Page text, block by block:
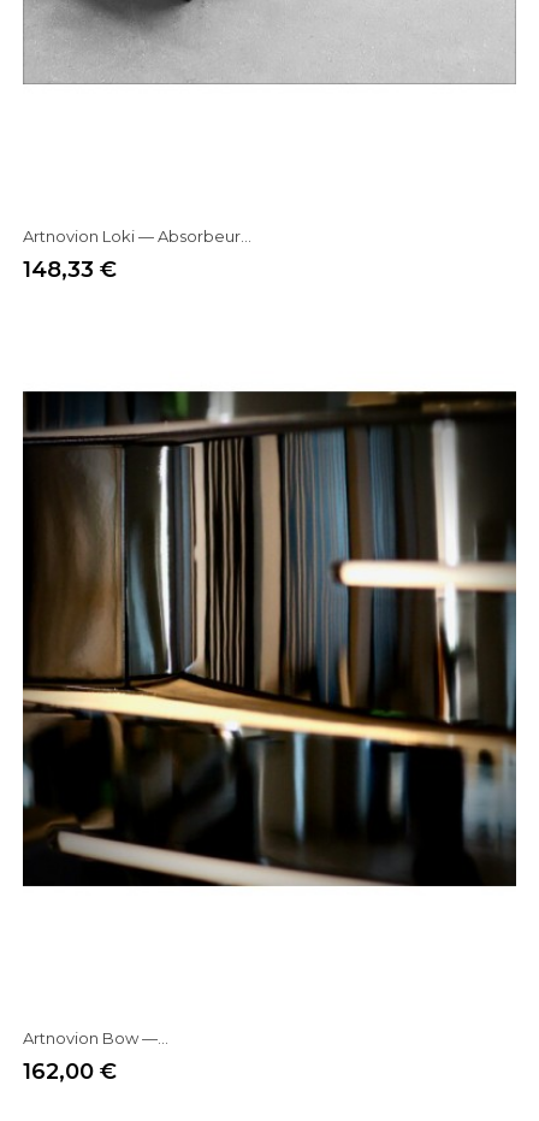
Artnovion Loki — Absorbeur...
Prix
148,33 €
Artnovion Bow —...
Prix
162,00 €